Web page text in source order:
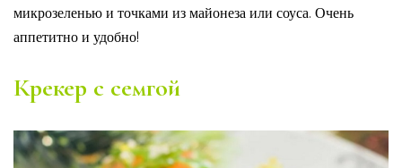
микрозеленью и точками из майонеза или соуса. Очень
аппетитно и удобно!
Крекер с семгой